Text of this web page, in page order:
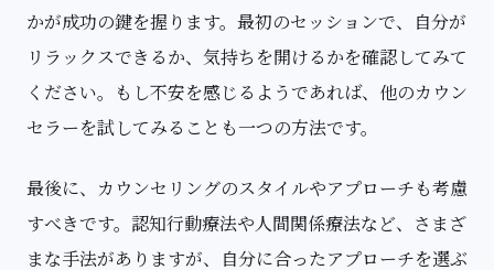
かが成功の鍵を握ります。最初のセッションで、自分が
リラックスできるか、気持ちを開けるかを確認してみて
ください。もし不安を感じるようであれば、他のカウン
セラーを試してみることも一つの方法です。
最後に、カウンセリングのスタイルやアプローチも考慮
すべきです。認知行動療法や人間関係療法など、さまざ
まな手法がありますが、自分に合ったアプローチを選ぶ